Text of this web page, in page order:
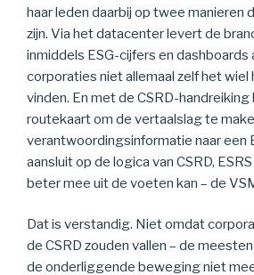
haar leden daarbij op twee manieren
zijn. Via het datacenter levert de
inmiddels ESG-cijfers en dashboards
corporaties niet allemaal zelf het wiel
vinden. En met de CSRD-
routekaart om de vertaalslag te
verantwoordingsinformatie naar een
aansluit op de logica van CSRD,
beter mee uit de voeten kan – de
Dat is verstandig. Niet omdat
de CSRD zouden vallen – de
de onderliggende beweging niet